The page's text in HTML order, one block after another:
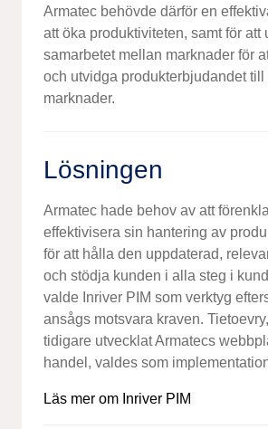
Armatec behövde därför en
att öka produktiviteten, samt för att
samarbetet mellan marknader för
och utvidga produkt­erbjudandet till
marknader.
Lösningen
Armatec hade behov av att
effektivisera sin hantering av
för att hålla den uppdaterad,
och stödja kunden i alla steg i
valde Inriver PIM som verktyg
ansågs motsvara kraven.
tidigare ut­veck­lat Armatecs
handel, valdes som
Läs mer om Inriver PIM